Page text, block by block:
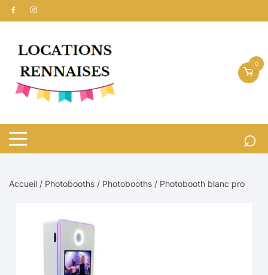
Aller
au
0
Accueil / Photobooths / Photobooths / Photobooth blanc pro